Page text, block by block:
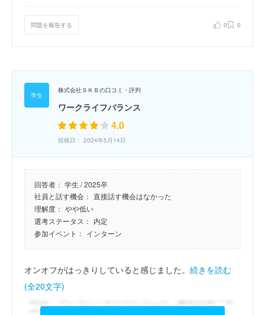
問題を報告する 0 0
株式会社ＳＫＢの口コミ・評判
ワークライフバランス
4.0
投稿日： 2024年5月14日
回答者： 学生 / 2025卒
社員と話す機会： 直接話す機会はなかった
理解度： やや低い
選考ステータス： 内定
参加イベント： インターン
オンオフがはっきりしていると感じました。 続きを読む
(全20文字)